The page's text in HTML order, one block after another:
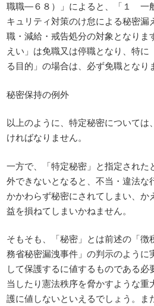
職職―６８）」によると、「１
キュリティ対策のけ怠による秘密漏
職・減給・戒告処分の対象となり
えい」は免職又は停職となり、特に
る目的」の場合は、必ず免職となり
秘密保持の例外
以上のように、特定秘密については
ければなりません。
一方で、「特定秘密」と指定された
外できないとなると、不当・違法な
かかわらず秘密にされてしまい、か
益を損ねてしまいかねません。
そもそも、「秘密」とは前述の「徴
務省秘密漏洩事件」の判示のように
して保護するに値するものである
当したり憲法秩序を脅かすような重
護に値しないといえるでしょう。ま